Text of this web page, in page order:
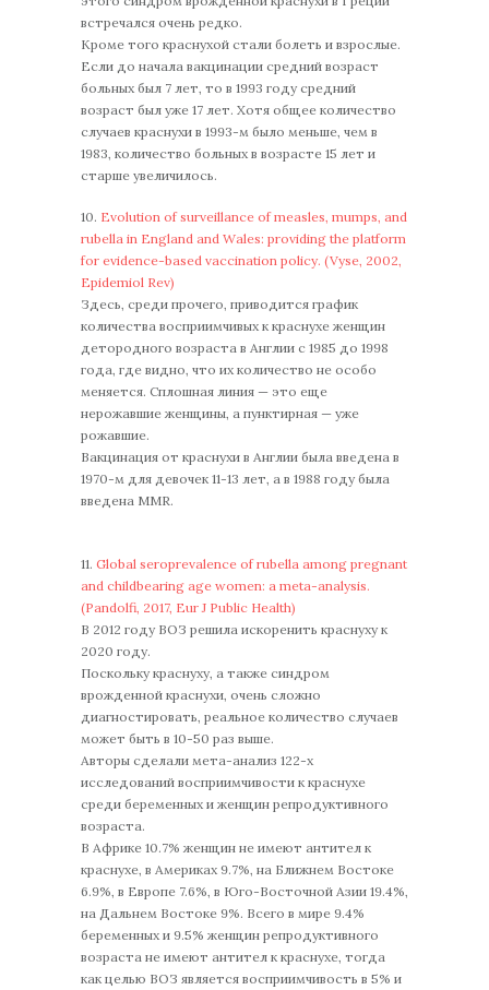
встречался очень редко.
Кромe того краснухой стали болеть и взрослые.
Если до начала вакцинации средний возраст
больных был 7 лет, то в 1993 году средний
возраст был уже 17 лет. Хотя общее количество
случаев краснухи в 1993-м было меньше, чем в
1983, количество больных в возрасте 15 лет и
старше увеличилось.
10. Evolution of surveillance of measles, mumps, and
rubella in England and Wales: providing the platform
for evidence-based vaccination policy. (Vyse, 2002,
Epidemiol Rev)
Здесь, среди прочего, приводится график
количества восприимчивых к краснухе женщин
детородного возраста в Англии с 1985 до 1998
года, где видно, что их количество не особо
меняется. Сплошная линия — это еще
нерожавшие женщины, а пунктирная — уже
рожавшие.
Вакцинация от краснухи в Англии была введена в
1970-м для девочек 11-13 лет, а в 1988 году былa
введенa MMR.
11. Global seroprevalence of rubella among pregnant
and childbearing age women: a meta-analysis.
(Pandolfi, 2017, Eur J Public Health)
В 2012 году ВОЗ решила искоренить краснуху к
2020 году.
Поскольку краснуху, а также синдром
врожденной краснухи, очень сложно
диагностировать, реальное количество случаев
может быть в 10-50 раз выше.
Авторы сделали мета-анализ 122-х
исследований восприимчивости к краснухе
среди беременных и женщин репродуктивного
возраста.
В Африке 10.7% женщин не имеют антител к
краснухе, в Америках 9.7%, на Ближнем Востоке
6.9%, в Европе 7.6%, в Юго-Восточной Азии 19.4%,
на Дальнем Востоке 9%. Всего в мире 9.4%
беременных и 9.5% женщин репродуктивного
возраста не имеют антител к краснухе, тогда
как целью ВОЗ является восприимчивость в 5% и